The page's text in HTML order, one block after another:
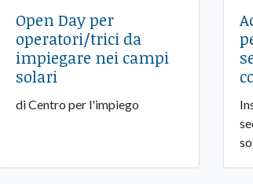
Open Day per
operatori/trici da
impiegare nei campi
solari
di Centro per l'impiego